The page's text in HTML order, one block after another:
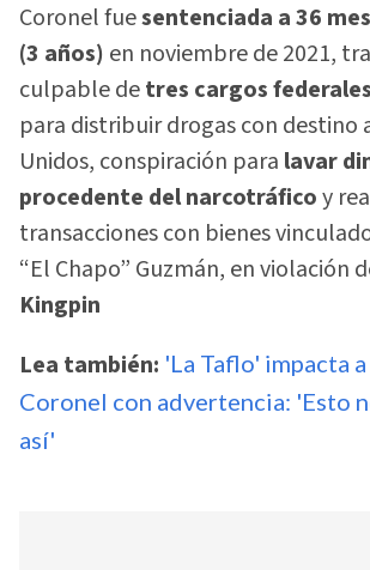
Coronel fuesentenciada a 36
(3 años) en noviembre de 2021,
culpable detres cargos federales
para distribuir drogas con destino
Unidos, conspiración para lavar
procedente del narcotráficoy
transacciones con bienes
“El Chapo” Guzmán, en violación
Kingpin
Lea también: 'La Taflo' impacta a
Coronel con advertencia: 'Esto
así'